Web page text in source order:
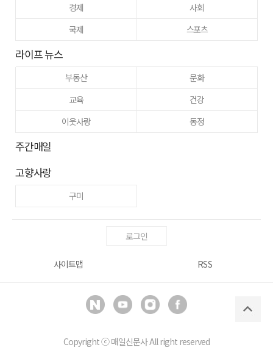
경제
사회
국제
스포츠
라이프 뉴스
부동산
문화
교육
건강
이웃사랑
동정
주간매일
고향사랑
구미
로그인
사이트맵 RSS
Copyright ⓒ매일신문사All right reserved